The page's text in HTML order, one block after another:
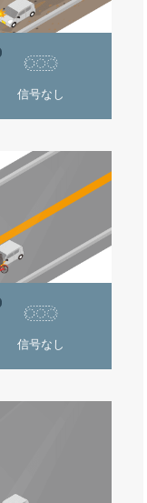
信号なし
信号なし